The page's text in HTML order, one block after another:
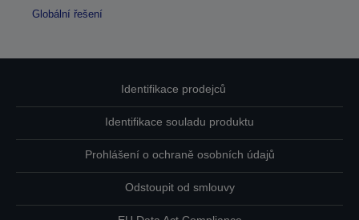
Globální řešení
Identifikace prodejců
Identifikace souladu produktu
Prohlášení o ochraně osobních údajů
Odstoupit od smlouvy